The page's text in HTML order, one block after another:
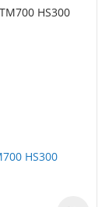
HS300